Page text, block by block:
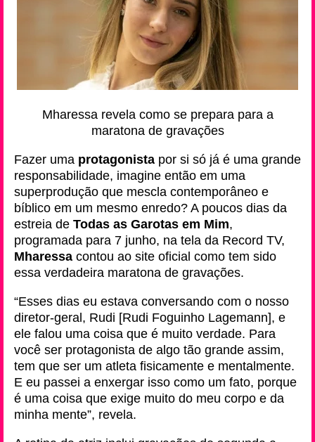
Mharessa revela como se prepara para a
maratona de gravações
Fazer uma protagonista por si só já é uma grande
responsabilidade, imagine então em uma
superprodução que mescla contemporâneo e
bíblico em um mesmo enredo? A poucos dias da
estreia de Todas as Garotas em Mim,
programada para 7 junho, na tela da Record TV,
Mharessa contou ao site oficial como tem sido
essa verdadeira maratona de gravações.
“Esses dias eu estava conversando com o nosso
diretor-geral, Rudi [Rudi Foguinho Lagemann], e
ele falou uma coisa que é muito verdade. Para
você ser protagonista de algo tão grande assim,
tem que ser um atleta fisicamente e mentalmente.
E eu passei a enxergar isso como um fato, porque
é uma coisa que exige muito do meu corpo e da
minha mente”, revela.